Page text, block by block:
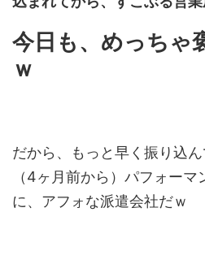
今日も、めっちゃ
ｗ
だから、もっと早く振り込
（4ヶ月前から）パフォー
に、アフォな派遣会社だｗ